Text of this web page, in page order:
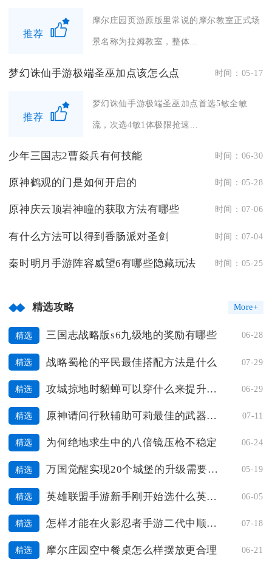
推荐
摩尔庄园页游原版里常说的摩尔教室正式场
景名称为拉姆教室，整体...
梦幻诛仙手游极端圣巫加点该怎么点 时间：05-17
推荐
梦幻诛仙手游极端圣巫加点首选5敏全敏
流，次选4敏1体极限抢速...
少年三国志2曹焱兵有何技能 时间：06-30
原神鹤观的门是如何开启的 时间：05-28
原神庆云顶岩神瞳的获取方法有哪些 时间：07-06
有什么方法可以得到香肠派对圣剑 时间：07-04
秦时明月手游阵容威望6有哪些隐藏玩法 时间：05-25
精选攻略 More+
精选 三国志战略版s6九级地的奖励有哪些 06-28
精选 战略蜀枪的平民最佳搭配方法是什么 07-29
精选 攻城掠地时貂蝉可以穿什么来提升气势 06-29
精选 原神请问行秋辅助可莉最佳的武器选择是什么 07-11
精选 为何绝地求生中的八倍镜压枪不稳定 06-24
精选 万国觉醒实现20个城堡的升级需要哪些物品 05-19
精选 英雄联盟手游新手刚开始选什么英雄比较好 06-05
精选 怎样才能在火影忍者手游二代中顺利通关压场 07-18
精选 摩尔庄园空中餐桌怎么样摆放更合理 06-21